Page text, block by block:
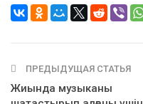
ПРЕДЫДУЩАЯ СТАТЬЯ
Жиында музыканы